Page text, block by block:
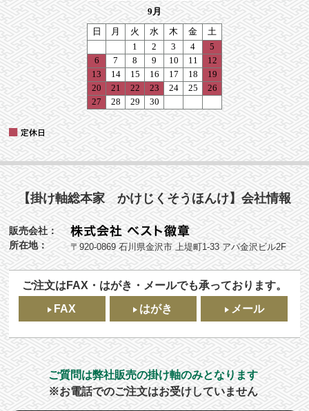
【掛け軸総本家 かけじくそうほんけ】会社情報
販売会社：
所在地：
〒920-0869 石川県金沢市 上堤町1-33 アパ金沢ビル2F
ご注文はFAX・はがき・メールでも承っております。
FAX
はがき メール
ご質問は弊社販売の掛け軸のみとなります
※お電話でのご注文はお受けしていません